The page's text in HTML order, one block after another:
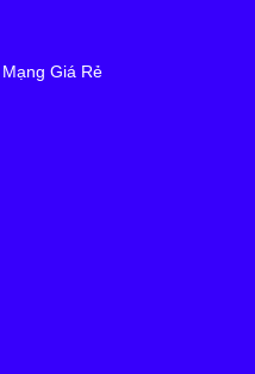
Giá Rẻ